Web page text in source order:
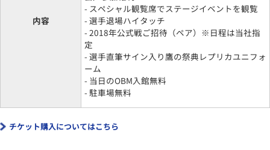
内容
- スペシャル観覧席でステージイベントを観覧
- 選手退場ハイタッチ
- 2018年公式戦ご招待（ペア）※日程は当社指
定
- 選手直筆サイン入り鷹の祭典レプリカユニフォ
ーム
- 当日のOBM入館無料
- 駐車場無料
チケット購入についてはこちら